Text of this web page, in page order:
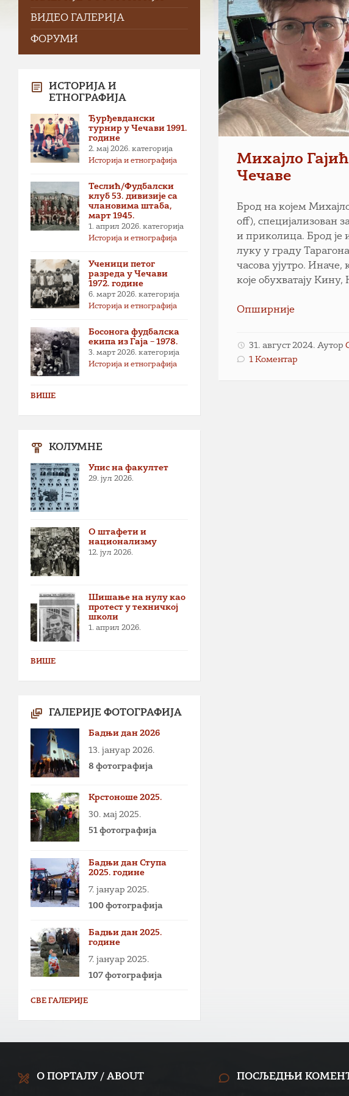
Михајло
Чечаве
Брод на којем
off), специјализован
и приколица. Брод је
луку у граду
часова ујутро.
које обухватају
Опширније
31. август 2024. Аутор
1 Коментар
ВИДЕО ГАЛЕРИЈА
ФОРУМИ
ИСТОРИЈА И
ЕТНОГРАФИЈА
Ђурђевдански
турнир у Чечави 1991.
године
2. мај 2026. категорија
Историја и етнографија
Теслић/Фудбалски
клуб 53. дивизије са
члановима штаба,
март 1945.
1. април 2026. категорија
Историја и етнографија
Ученици петог
разреда у Чечави
1972. године
6. март 2026. категорија
Историја и етнографија
Босонога фудбалска
екипа из Гаја – 1978.
3. март 2026. категорија
Историја и етнографија
ВИШЕ
КОЛУМНЕ
Упис на факултет
29. јул 2026.
О штафети и
национализму
12. јул 2026.
Шишање на нулу као
протест у техничкој
школи
1. април 2026.
ВИШЕ
ГАЛЕРИЈЕ ФОТОГРАФИЈА
Бадњи дан 2026
13. јануар 2026.
8 фотографија
Крстоноше 2025.
30. мај 2025.
51 фотографија
Бадњи дан Ступа
2025. године
7. јануар 2025.
100 фотографија
Бадњи дан 2025.
године
7. јануар 2025.
107 фотографија
СВЕ ГАЛЕРИЈЕ
О ПОРТАЛУ / ABOUT ПОСЉЕДЊИ